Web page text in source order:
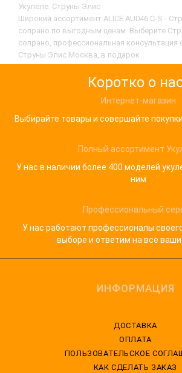
Укулеле. Струны Элис
Широкий ассортимент ALICE AU046 C-S -
сопрано по выгодным ценам. Выберите
сопрано, профессиональная консультация
Струны Элис Москва, в подарок
Коротко о
Интернет-магазин
Выбирайте товары и совершайте
Полный ассортимент
У нас в наличии более 400 моделей
ним
Профессиональный
У нас работают профессионалы
выборе и ответим на все
ИНФОРМАЦИЯ
ДОСТАВКА
ОПЛАТА
ПОЛЬЗОВАТЕЛЬСКОЕ
КАК СДЕЛАТЬ ЗАКАЗ